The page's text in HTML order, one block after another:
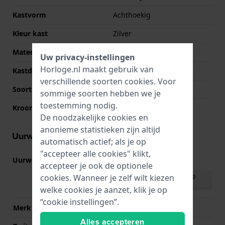
Kastvorm
Achthoekig
Kleur kast
Zilver
Materiaal kastdeksel
Roestvrij staal
Kastdeksel
Klikkast
Soort glas
Mineraal
Kroon
Trek kroon
Uurwerk informatie
Uurwerk nr.
Download handleiding
Merk uurwerk
Seiko Instruments Inc.
Uw privacy-instellingen
Horloge.nl maakt gebruik van
verschillende soorten cookies. Voor
sommige soorten hebben we je
toestemming nodig.
De noodzakelijke cookies en
anonieme statistieken zijn altijd
automatisch actief; als je op
"accepteer alle cookies" klikt,
accepteer je ook de optionele
cookies. Wanneer je zelf wilt kiezen
welke cookies je aanzet, klik je op
“cookie instellingen”.
Alles accepteren